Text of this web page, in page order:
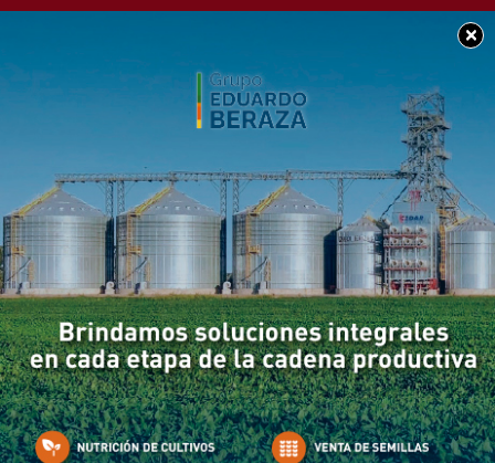
×
POLICIALES
Más de 3 hs la Ruta
demorados por un
problema en un
colectivo